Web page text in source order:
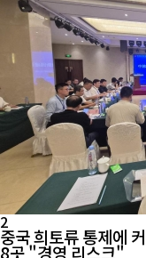
2
중국 희토류 통제에
8곳 "경영 리스크"